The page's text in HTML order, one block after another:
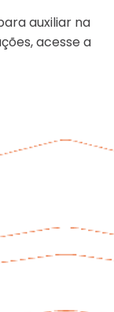
auxiliar na
acesse a